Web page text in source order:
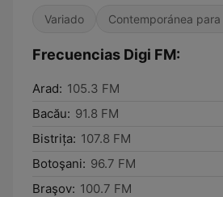
Variado Contemporánea
Frecuencias Digi FM:
Arad: 105.3 FM
Bacău: 91.8 FM
Bistrița: 107.8 FM
Botoşani: 96.7 FM
Braşov: 100.7 FM